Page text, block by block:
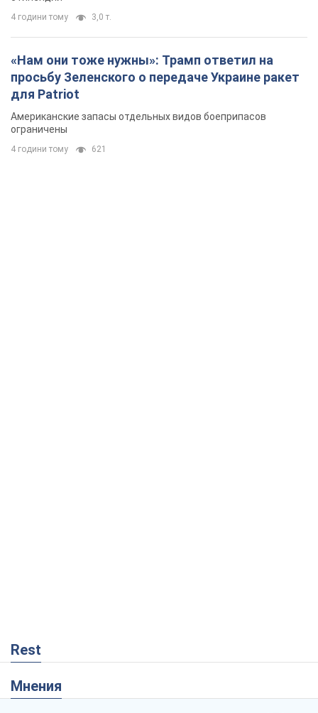
4 години тому 3,0 т.
«Нам они тоже нужны»: Трамп ответил на
просьбу Зеленского о передаче Украине ракет
для Patriot
Американские запасы отдельных видов боеприпасов
ограничены
4 години тому 621
Rest
Мнения